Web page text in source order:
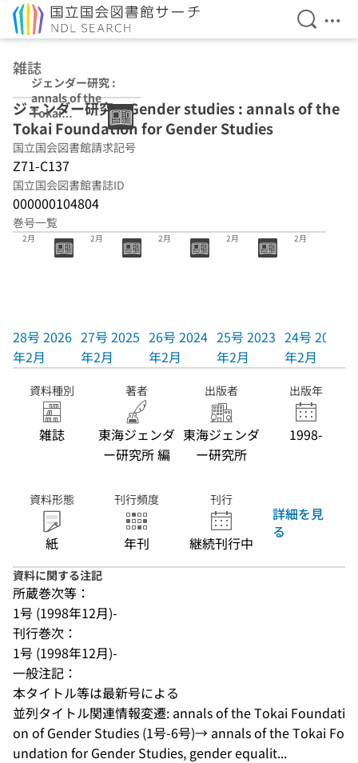
検索を
メ
雑誌
ジェンダー研究 :
annals of the
Tokai
Foundation for
Gender Studies
ジェンダー研究 = Gender studies : annals of the
Tokai Foundation for Gender Studies
国立国会図書館請求記号
Z71-C137
国立国会図書館書誌ID
000000104804
巻号一覧
28号 2026年
2月
28号 2026
年2月
2月
27号 2025
年2月
2月
26号 2024
年2月
2月
25号 2023
年2月
2月
24号 2022
年2月
資料種別
雑誌
著者
東海ジェンダ
ー研究所 編
出版者
東海ジェンダ
ー研究所
出版年
1998-
資料形態
紙
刊行頻度
年刊
刊行
継続刊行中
詳細を見
る
資料に関する注記
所蔵巻次等：
1号 (1998年12月)-
刊行巻次：
1号 (1998年12月)-
一般注記：
本タイトル等は最新号による
並列タイトル関連情報変遷: annals of the Tokai Foundati
on of Gender Studies (1号-6号)→ annals of the Tokai Fo
undation for Gender Studies, gender equalit...